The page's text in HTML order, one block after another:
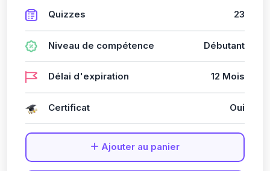
Quizzes 23
Niveau de compétence Débutant
Délai d'expiration 12 Mois
Certificat Oui
Ajouter au panier